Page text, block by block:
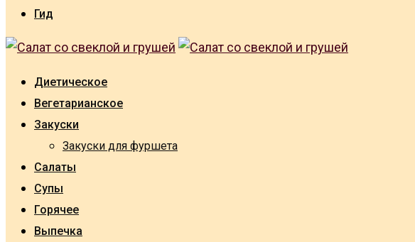
Гид
Диетическое
Вегетарианское
Закуски
Закуски для фуршета
Салаты
Супы
Горячее
Выпечка